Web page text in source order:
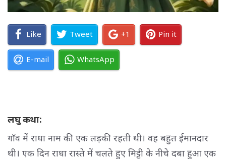
Like Tweet +1 Pin it
E-mail WhatsApp
लघु कथा:
गाँव में राधा नाम की एक लड़की रहती थी। वह बहुत ईमानदार
थी। एक दिन राधा रास्ते में चलते हुए मिट्टी के नीचे दबा हुआ एक